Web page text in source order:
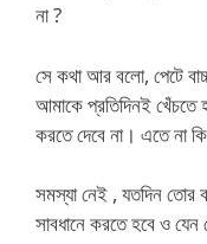
না ?
সে কথা আর বলো, পেটে
আমাকে প্রতিদিনই খেঁচতে
করতে দেবে না। এতে না কি
সমস্যা নেই , যতদিন তোর
সাবধানে করতে হবে ও যেন